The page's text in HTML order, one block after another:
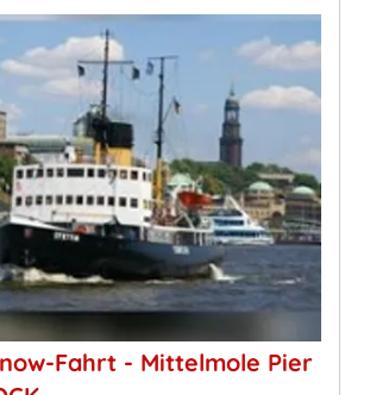
Fahrt - Mittelmole Pier